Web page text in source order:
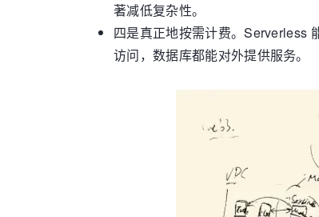
著减低复杂性。
四是真正地按需计费。Serverless
访问，数据库都能对外提供服务。